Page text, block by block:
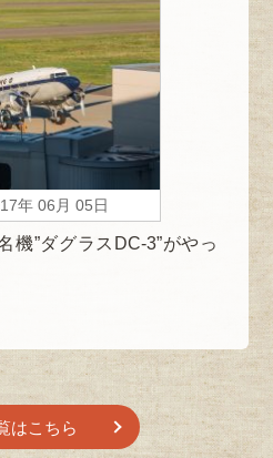
年 06月 05日
機”ダグラスDC-3”がやっ
はこちら